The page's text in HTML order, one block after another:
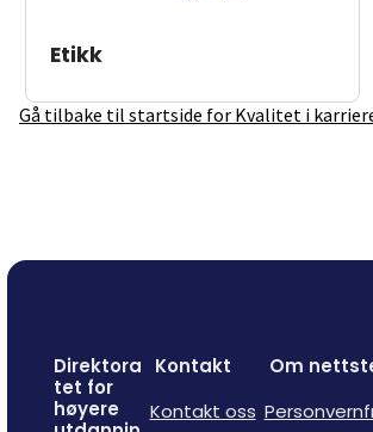
Etikk
Gå tilbake til startside for Kvalitet i
Direktora
tet for
høyere
Kontakt
Kontakt oss
Om